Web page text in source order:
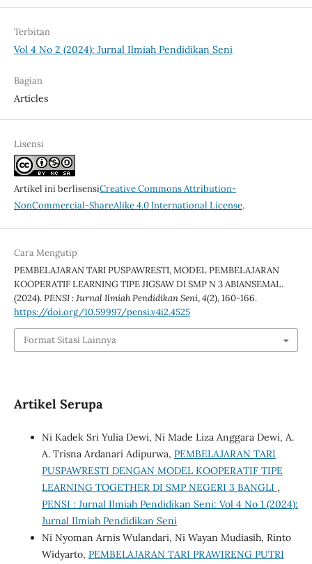
Terbitan
Vol 4 No 2 (2024): Jurnal Ilmiah Pendidikan Seni
Bagian
Articles
Lisensi
Artikel ini berlisensiCreative Commons Attribution-
NonCommercial-ShareAlike 4.0 International License.
Cara Mengutip
PEMBELAJARAN TARI PUSPAWRESTI, MODEL PEMBELAJARAN
KOOPERATIF LEARNING TIPE JIGSAW DI SMP N 3 ABIANSEMAL.
(2024).PENSI : Jurnal Ilmiah Pendidikan Seni,4(2), 160-166.
https://doi.org/10.59997/pensi.v4i2.4525
Format Sitasi Lainnya
Artikel Serupa
Ni Kadek Sri Yulia Dewi, Ni Made Liza Anggara Dewi, A.
A. Trisna Ardanari Adipurwa, PEMBELAJARAN TARI
PUSPAWRESTI DENGAN MODEL KOOPERATIF TIPE
LEARNING TOGETHER DI SMP NEGERI 3 BANGLI ,
PENSI : Jurnal Ilmiah Pendidikan Seni: Vol 4 No 1 (2024):
Jurnal Ilmiah Pendidikan Seni
Ni Nyoman Arnis Wulandari, Ni Wayan Mudiasih, Rinto
Widyarto, PEMBELAJARAN TARI PRAWIRENG PUTRI